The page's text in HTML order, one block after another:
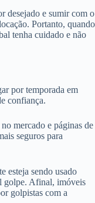
desejado e sumir com o
Portanto, quando
tenha cuidado e não
por temporada em
confiança.
mercado e páginas de
seguros para
esteja sendo usado
golpe. Afinal, imóveis
golpistas com a